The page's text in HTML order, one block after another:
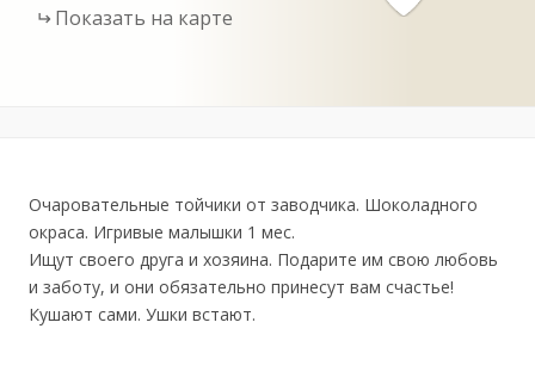
Показать на карте
Очаровательные тойчики от заводчика. Шоколадного
окраса. Игривые малышки 1 мес.
Ищут своего друга и хозяина. Подарите им свою любовь
и заботу, и они обязательно принесут вам счастье!
Кушают сами. Ушки встают.